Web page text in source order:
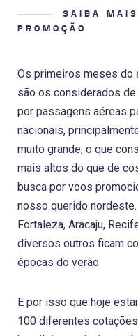
SAIBA
PROMOÇÃO
Os primeiros meses do
são os considerados
por passagens aéreas
nacionais,
muito grande, o que
mais altos do que de
busca por voos
nosso querido
Fortaleza, Aracaju,
diversos outros ficam
épocas do verão.
E por isso que hoje
100 diferentes